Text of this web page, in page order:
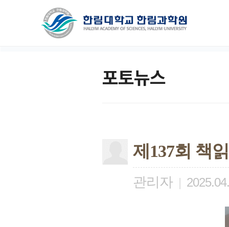
포토뉴스
제137회 책
관리자 |